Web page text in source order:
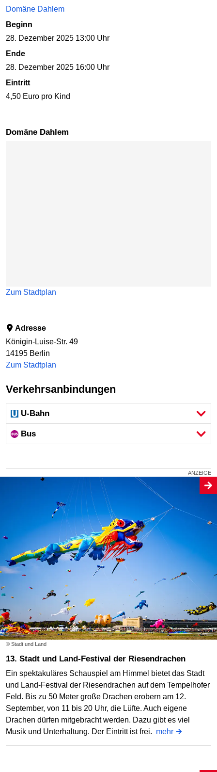
Domäne Dahlem
Beginn
28. Dezember 2025 13:00 Uhr
Ende
28. Dezember 2025 16:00 Uhr
Eintritt
4,50 Euro pro Kind
Domäne Dahlem
Zum Stadtplan
Adresse
Königin-Luise-Str. 49
14195 Berlin
Zum Stadtplan
Verkehrsanbindungen
U-Bahn
Bus
© Stadt und Land
13. Stadt und Land-Festival der Riesendrachen
Ein spektakuläres Schauspiel am Himmel bietet das Stadt
und Land-Festival der Riesendrachen auf dem Tempelhofer
Feld. Bis zu 50 Meter große Drachen erobern am 12.
September, von 11 bis 20 Uhr, die Lüfte. Auch eigene
Drachen dürfen mitgebracht werden. Dazu gibt es viel
Musik und Unterhaltung. Der Eintritt ist frei. mehr